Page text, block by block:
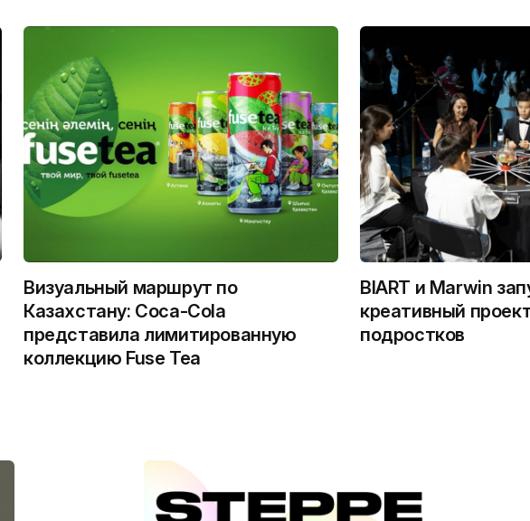
Визуальный маршрут по
Казахстану: Coca-Cola
представила лимитированную
коллекцию Fuse Tea
BIART и Marwin
креативный
подростков